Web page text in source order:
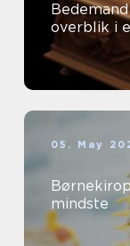
Bedemand
overblik i
05. May
mindste